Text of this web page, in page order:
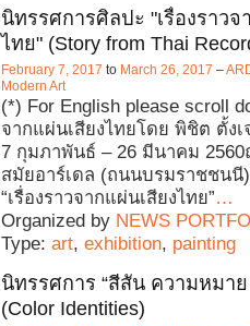
นิทรรศการศิลปะ "เรื่องราวจ
ไทย" (Story from Thai
February 7, 2017 to March 26, 2017 –
Modern Art
(*) For English please scroll
จากแผ่นเสียงไทยโดย พิชิต ตั้ง
7 กุมภาพันธ์ – 26 มีนาคม
สมัยอาร์เดล (ถนนบรมราชชนนี
“เรื่องราวจากแผ่นเสียงไทย”…
Organized by NEWS
Type: art, exhibition, painting
นิทรรศการ “สีสัน ความหมา
(Color Identities)